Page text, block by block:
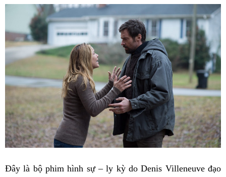
Đây là bộ phim hình sự – ly kỳ do Denis Villeneuve đạo